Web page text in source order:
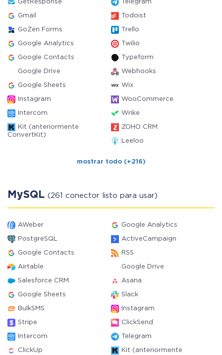
GetResponse Telegram
Gmail Todoist
GoZen Forms Trello
Google Analytics Twilio
Google Contacts Typeform
Google Drive Webhooks
Google Sheets Wix
Instagram WooCommerce
Intercom Wrike
Kit (anteriormente
ConvertKit)
ZOHO CRM
Leeloo
mostrar todo (+216)
MySQL (261 conector listo para usar)
AWeber Google Analytics
PostgreSQL ActiveCampaign
Google Contacts RSS
Airtable Google Drive
Salesforce CRM Asana
Google Sheets Slack
BulkSMS Instagram
Stripe ClickSend
Intercom Telegram
ClickUp
Kit (anteriormente